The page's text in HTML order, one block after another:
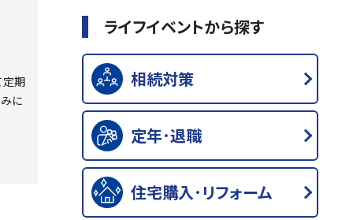
定期
に
ライフイベントから探す
相続対策
定年･退職
住宅購入･リフォーム